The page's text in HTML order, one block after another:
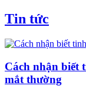
Tin tức
Cách nhận biết
mắt thường